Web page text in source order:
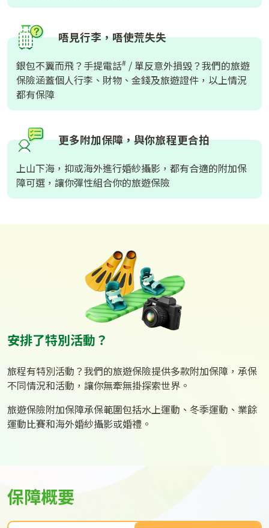
唔見行李，唔使荒失失
銀包不翼而飛？手提電話# / 單反意外損毀？我們的旅遊
保險涵蓋個人行李、財物、金錢及旅遊證件，以上情況
都有保障
更多附加保障，與你旅程更合拍
上山下海，抑或海外進行婚紗攝影，都有合適的附加保
障可選，讓你彈性組合你的旅遊保險
安排了特別活動？
旅程有特別活動？我們的旅遊保險提供多款附加保障，承保
不同情況和活動，讓你無牽無掛探索世界。
旅遊保險附加保障承保範圍包括水上運動、冬季運動、業餘
運動比賽和海外婚紗攝影或婚禮。
保障概要